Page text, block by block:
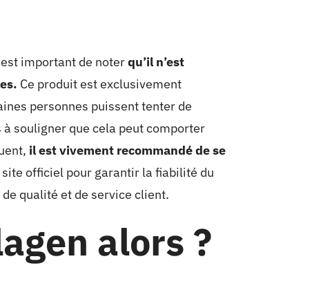
important de noterqu’il n’est
Ce produit est exclusivement
personnes puissent tenter de
souligner que cela peut comporter
il est vivement recommandé de se
officiel pour garantir la fiabilité du
qualité et de service client.
alors ?